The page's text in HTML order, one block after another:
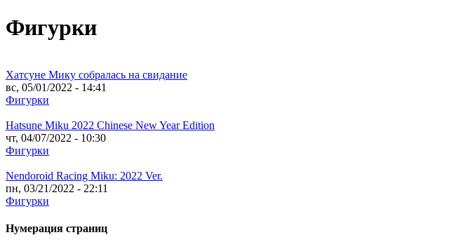
Фигурки
Хатсуне Мику собралась на свидание
вс, 05/01/2022 - 14:41
Фигурки
Hatsune Miku 2022 Chinese New Year Edition
чт, 04/07/2022 - 10:30
Фигурки
Nendoroid Racing Miku: 2022 Ver.
пн, 03/21/2022 - 22:11
Фигурки
Нумерация страниц